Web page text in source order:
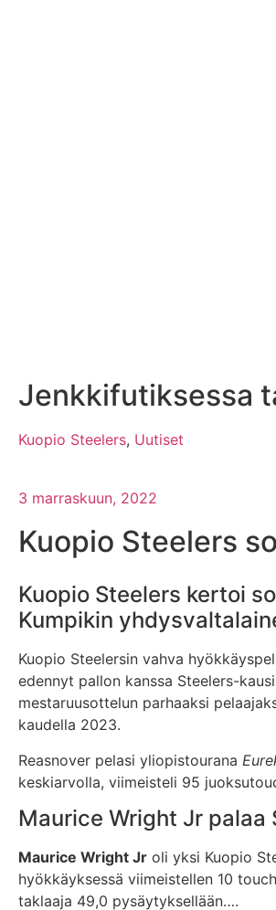
Jenkkifutiksessa
Kuopio Steelers, Uutiset
3 marraskuun, 2022
Kuopio Steelers
Kuopio Steelers kertoi
Kumpikin
Kuopio Steelersin vahva
edennyt pallon kanssa Steelers-
mestaruusottelun parhaaksi
kaudella 2023.
Reasnover pelasi yliopistourana
keskiarvolla, viimeisteli 95
Maurice Wright Jr palaa
Maurice Wright Jr oli yksi Kuopio
hyökkäyksessä viimeistellen 10
taklaaja 49,0 pysäytyksellään….